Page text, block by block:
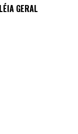
GERAL